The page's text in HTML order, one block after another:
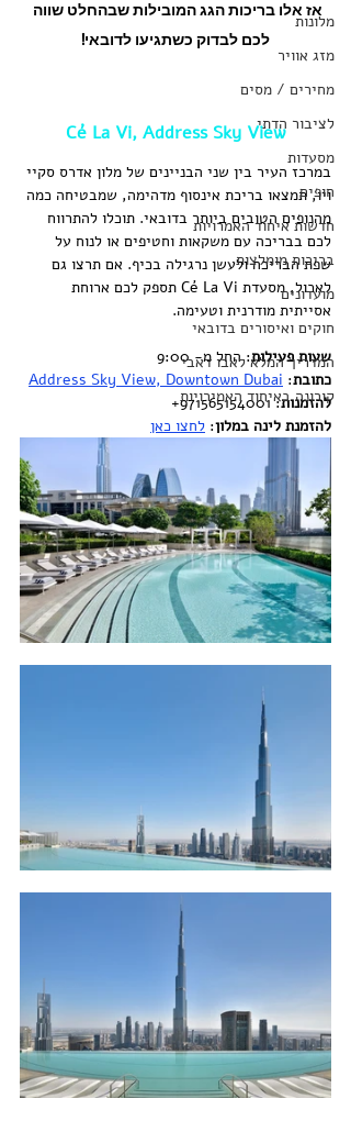
מלונות
מזג אוויר
מחירים / מסים
לציבור הדתי
מסעדות
חופים
חדשות איחוד האמרויות
בריכות מומלצות
מועדונים
חוקים ואיסורים בדובאי
המדריך המלא לאבו דאבי
קורונה באיחוד האמירויות
אז אלו בריכות הגג המובילות שבהחלט שווה
לכם לבדוק כשתגיעו לדובאי!
Cé La Vi, Address Sky View
במרכז העיר בין שני הבניינים של מלון אדרס סקיי
ויו, תמצאו בריכת אינסוף מדהימה, שמבטיחה כמה
מהנופים הטובים ביותר בדובאי. תוכלו להתרווח
לכם בבריכה עם משקאות וחטיפים או לנוח על
שפת הבריכה ולעשן נרגילה בכיף. אם תרצו גם
לאכול, מסעדת Cé La Vi תספק לכם ארוחת
אסייתית מודרנית וטעימה.
שעות פעילות: החל מ- 9:00
כתובת:
Address Sky View, Downtown Dubai
להזמנות: 971565154001+
להזמנת לינה במלון: לחצו כאן